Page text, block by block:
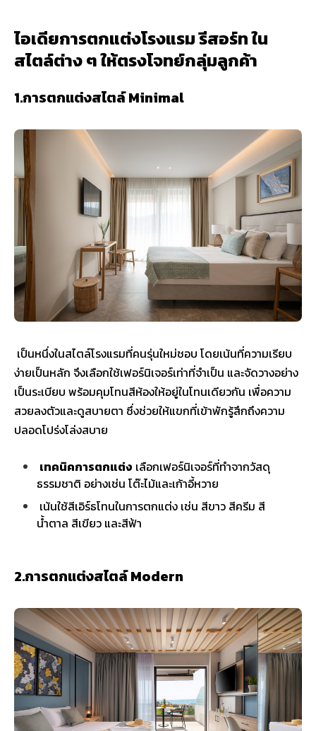
ไอเดียการตกแต่งโรงแรม รีสอร์ท ใน
สไตล์ต่าง ๆ ให้ตรงโจทย์กลุ่มลูกค้า
1.การตกแต่งสไตล์ Minimal
เป็นหนึ่งในสไตล์โรงแรมที่คนรุ่นใหม่ชอบ โดยเน้นที่ความเรียบ
ง่ายเป็นหลัก จึงเลือกใช้เฟอร์นิเจอร์เท่าที่จำเป็น และจัดวางอย่าง
เป็นระเบียบ พร้อมคุมโทนสีห้องให้อยู่ในโทนเดียวกัน เพื่อความ
สวยลงตัวและดูสบายตา ซึ่งช่วยให้แขกที่เข้าพักรู้สึกถึงความ
ปลอดโปร่งโล่งสบาย
เทคนิคการตกแต่ง เลือกเฟอร์นิเจอร์ที่ทำจากวัสดุ
ธรรมชาติ อย่างเช่น โต๊ะไม้และเก้าอี้หวาย
เน้นใช้สีเอิร์ธโทนในการตกแต่ง เช่น สีขาว สีครีม สี
น้ำตาล สีเขียว และสีฟ้า
2.การตกแต่งสไตล์ Modern